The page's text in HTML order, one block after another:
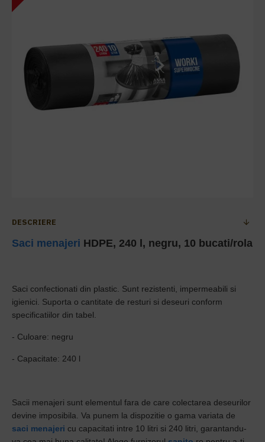
DESCRIERE
Saci menajeri HDPE, 240 l, negru, 10 bucati/rola
Saci confectionati din plastic. Sunt rezistenti, impermeabili si
igienici. Suporta o cantitate de resturi si deseuri conform
specificatiilor din tabel.
- Culoare: negru
- Capacitate: 240 l
Sacii menajeri sunt elementul fara de care colectarea deseurilor
devine imposibila. Va punem la dispozitie o gama variata de
saci menajeri cu capacitati intre 10 litri si 240 litri, garantandu-